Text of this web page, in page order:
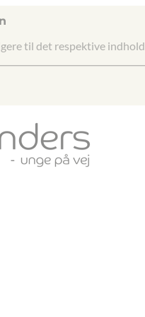
til det respektive indhold.